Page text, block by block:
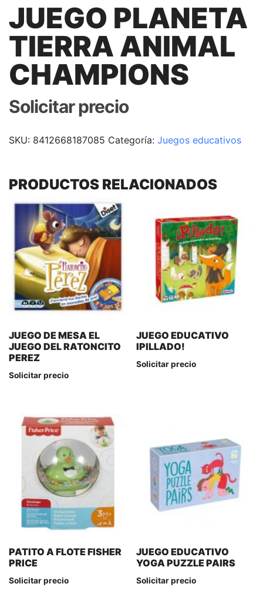
JUEGO PLANETA
TIERRA ANIMAL
CHAMPIONS
Solicitar precio
SKU: 8412668187085 Categoría: Juegos educativos
PRODUCTOS RELACIONADOS
JUEGO DE MESA EL
JUEGO DEL RATONCITO
PEREZ
Solicitar precio
JUEGO EDUCATIVO
IPILLADO!
Solicitar precio
PATITO A FLOTE FISHER
PRICE
Solicitar precio
JUEGO EDUCATIVO
YOGA PUZZLE PAIRS
Solicitar precio